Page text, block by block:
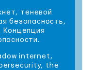
теневой
безопасность,
Концепция
internet,
the